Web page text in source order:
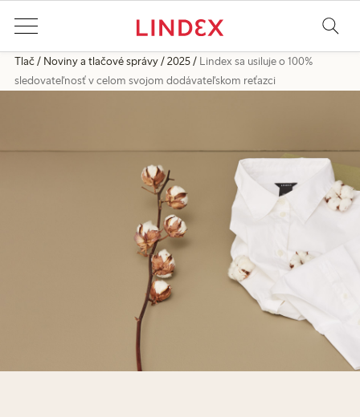
Tlač Noviny a tlačové správy 2025
Lindex sa usiluje o 100%
sledovateľnosť v celom svojom dodávateľskom reťazci